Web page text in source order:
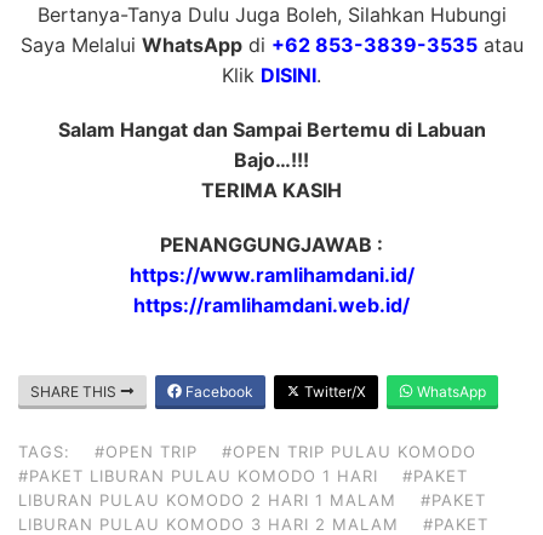
Bertanya-Tanya Dulu Juga Boleh, Silahkan Hubungi
Saya Melalui WhatsAppdi +62 853-3839-3535atau
Klik DISINI.
Salam Hangat dan Sampai Bertemu di Labuan
Bajo…!!!
TERIMA KASIH
PENANGGUNGJAWAB :
https://www.ramlihamdani.id/
https://ramlihamdani.web.id/
SHARE THIS Facebook Twitter/X WhatsApp
TAGS: #OPEN TRIP
#OPEN TRIP PULAU KOMODO
#PAKET LIBURAN PULAU KOMODO 1 HARI
#PAKET
LIBURAN PULAU KOMODO 2 HARI 1 MALAM
#PAKET
LIBURAN PULAU KOMODO 3 HARI 2 MALAM
#PAKET